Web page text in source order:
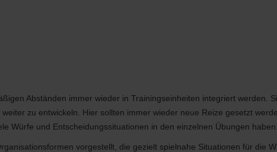
Abständen immer wieder in Trainingseinheiten integriert werden.
zu entwickeln. Hier sollten immer wieder neue Reize gesetzt
Würfe und Entscheidungssituationen in den einzelnen Übungen haben.
vorgestellt, die gezielt spielnahe Situationen für die